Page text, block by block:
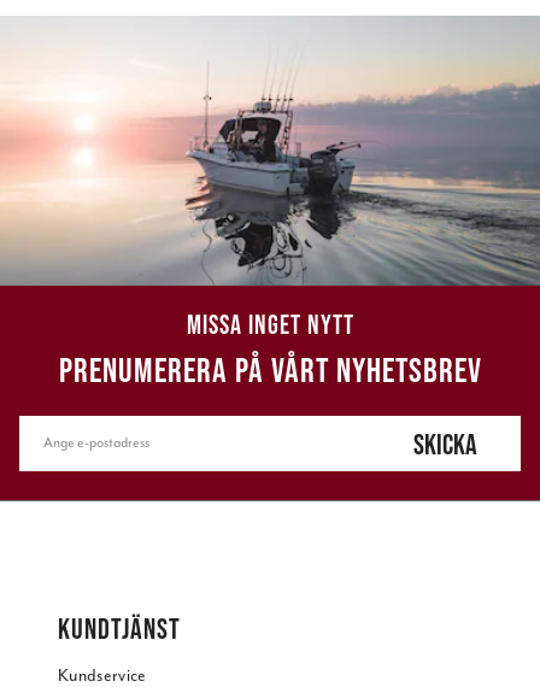
MISSA INGET NYTT
PRENUMERERA PÅ VÅRT NYHETSBREV
SKICKA
KUNDTJÄNST
Kundservice